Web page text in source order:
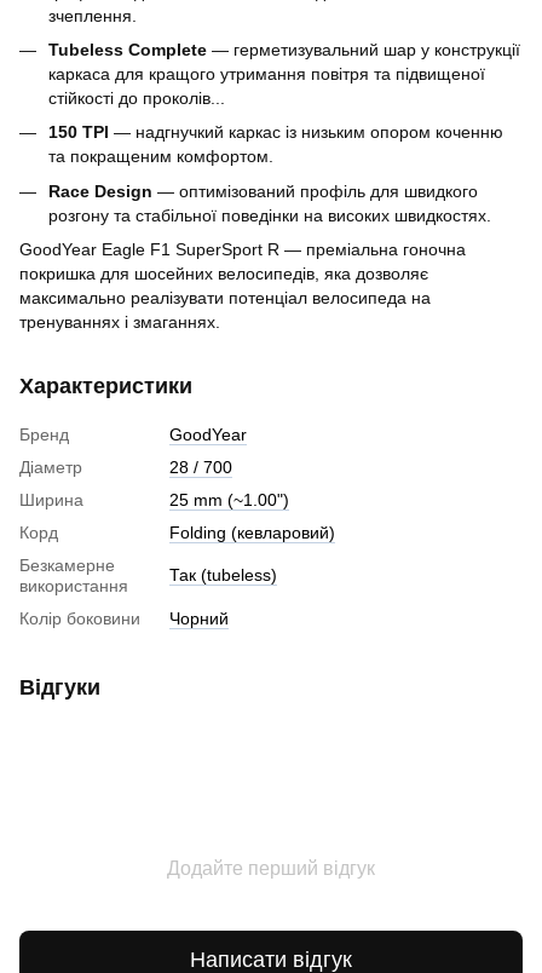
зчеплення.
Tubeless Complete — герметизувальний шар у конструкції
каркаса для кращого утримання повітря та підвищеної
стійкості до проколів...
150 TPI — надгнучкий каркас із низьким опором коченню
та покращеним комфортом.
Race Design — оптимізований профіль для швидкого
розгону та стабільної поведінки на високих швидкостях.
GoodYear Eagle F1 SuperSport R — преміальна гоночна
покришка для шосейних велосипедів, яка дозволяє
максимально реалізувати потенціал велосипеда на
тренуваннях і змаганнях.
Характеристики
Бренд
GoodYear
Діаметр
28 / 700
Ширина
25 mm (~1.00")
Корд
Folding (кевларовий)
Безкамерне
використання
Так (tubeless)
Колір боковини Чорний
Відгуки
Додайте перший відгук
Написати відгук